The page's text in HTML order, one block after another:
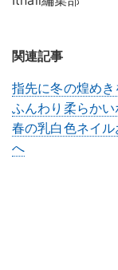
関連記事
指先に冬の煌め
ふんわり柔らか
春の乳白色ネイ
へ